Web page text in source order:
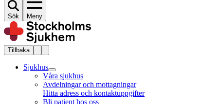
Sök Meny
Tillbaka
Sjukhus
Våra sjukhus
Avdelningar och mottagningar
Hitta adress och kontaktuppgifter
Bli patient hos oss